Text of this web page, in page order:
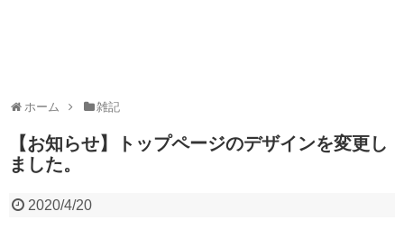
ホーム 雑記
【お知らせ】トップページのデザインを変更し
ました。
2020/4/20